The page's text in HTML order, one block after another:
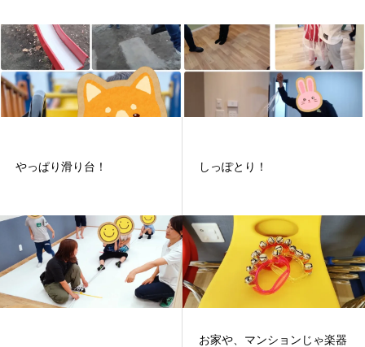
やっぱり滑り台！ しっぽとり！
お家や、マンションじゃ楽器